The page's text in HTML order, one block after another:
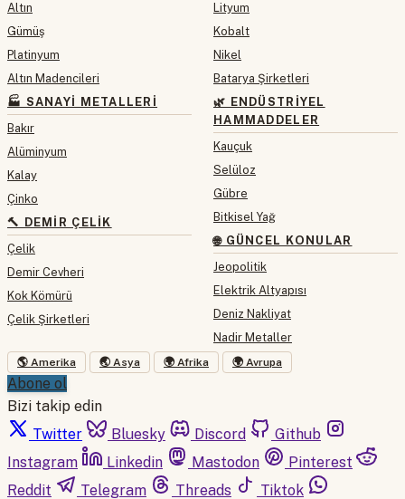
Altın
Gümüş
Platinyum
Altın Madencileri
🏭 SANAYI METALLERI
Bakır
Alüminyum
Kalay
Çinko
🔨 DEMIR ÇELIK
Çelik
Demir Cevheri
Kok Kömürü
Çelik Şirketleri
Lityum
Kobalt
Nikel
Batarya Şirketleri
🌿 ENDÜSTRIYEL
HAMMADDELER
Kauçuk
Selüloz
Gübre
Bitkisel Yağ
🌐 GÜNCEL KONULAR
Jeopolitik
Elektrik Altyapısı
Deniz Nakliyat
Nadir Metaller
🌎 Amerika 🌏 Asya 🌍 Afrika 🌍 Avrupa
Abone ol
Bizi takip edin
Twitter
Bluesky Discord
Github
Instagram
Linkedin Mastodon
Pinterest
Reddit
Telegram Threads
Tiktok